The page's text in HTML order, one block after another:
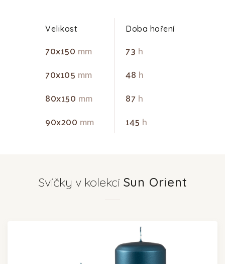
Velikost Doba hoření
70x150 mm 73 h
70x105 mm 48 h
80x150 mm 87h
90x200 mm 145 h
Svíčky v kolekci Sun Orient